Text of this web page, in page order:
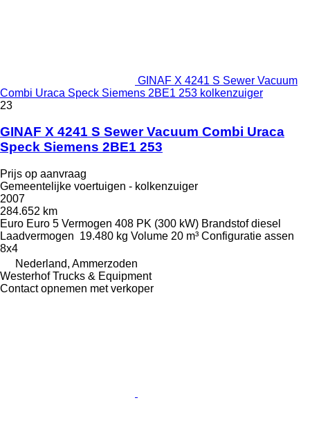
GINAF X 4241 S Sewer Vacuum
Combi Uraca Speck Siemens 2BE1 253 kolkenzuiger
23
GINAF X 4241 S Sewer Vacuum Combi Uraca
Speck Siemens 2BE1 253
Prijs op aanvraag
Gemeentelijke voertuigen - kolkenzuiger
2007
284.652 km
Euro Euro 5 Vermogen 408 PK (300 kW) Brandstof diesel
Laadvermogen 19.480 kg Volume 20 m³ Configuratie assen
8x4
Nederland, Ammerzoden
Westerhof Trucks & Equipment
Contact opnemen met verkoper